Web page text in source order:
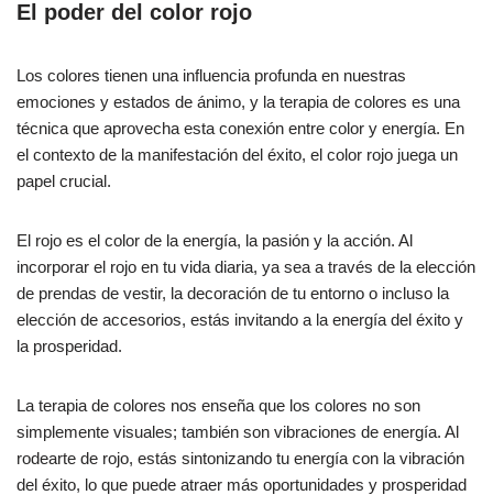
El poder del color rojo
Los colores tienen una influencia profunda en nuestras
emociones y estados de ánimo, y la terapia de colores es una
técnica que aprovecha esta conexión entre color y energía. En
el contexto de la manifestación del éxito, el color rojo juega un
papel crucial.
El rojo es el color de la energía, la pasión y la acción. Al
incorporar el rojo en tu vida diaria, ya sea a través de la elección
de prendas de vestir, la decoración de tu entorno o incluso la
elección de accesorios, estás invitando a la energía del éxito y
la prosperidad.
La terapia de colores nos enseña que los colores no son
simplemente visuales; también son vibraciones de energía. Al
rodearte de rojo, estás sintonizando tu energía con la vibración
del éxito, lo que puede atraer más oportunidades y prosperidad